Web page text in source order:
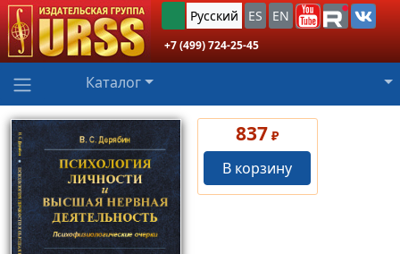
Русский ES EN
+7 (499) 724-25-45
Каталог
837 ₽
В корзину